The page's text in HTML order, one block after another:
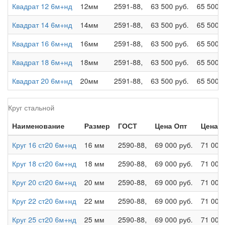
Квадрат 12 6м+нд
12мм 2591-88, 63 500 руб.
65 500
Квадрат 14 6м+нд
14мм 2591-88, 63 500 руб.
65 500
Квадрат 16 6м+нд
16мм 2591-88, 63 500 руб.
65 500
Квадрат 18 6м+нд
18мм 2591-88, 63 500 руб.
65 500
Квадрат 20 6м+нд
20мм 2591-88, 63 500 руб. 65 500
Круг стальной
Наименование
Размер ГОСТ Цена Опт
Цена
Круг 16 ст20 6м+нд
16 мм 2590-88, 69 000 руб.
71 000
Круг 18 ст20 6м+нд
18 мм 2590-88, 69 000 руб.
71 000
Круг 20 ст20 6м+нд
20 мм 2590-88, 69 000 руб.
71 000
Круг 22 ст20 6м+нд
22 мм 2590-88, 69 000 руб.
71 000
Круг 25 ст20 6м+нд
25 мм 2590-88, 69 000 руб.
71 000